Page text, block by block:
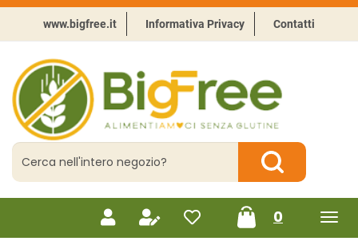
Passa
contenuto
principale
www.bigfree.it Informativa Privacy Contatti
BigFree
-
Punto
celiachia
Cerca
Prodotto
Cerca Prodotto
0prodotti
inseriti